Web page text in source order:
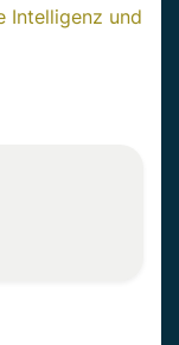
Intelligenz und